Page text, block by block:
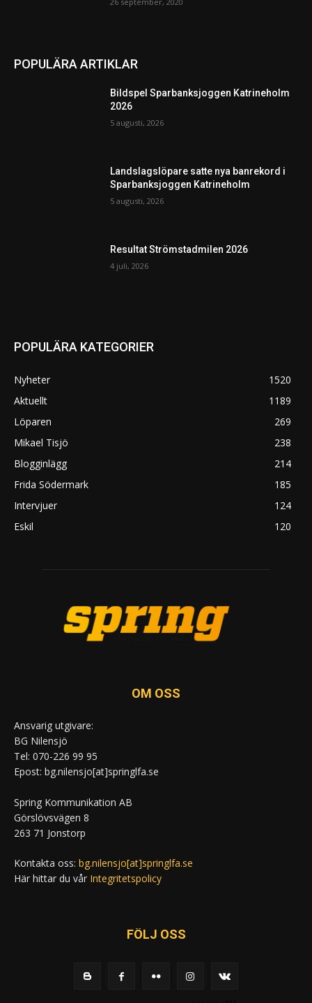
POPULÄRA ARTIKLAR
Bildspel Sparbanksjoggen Katrineholm
2026
5 augusti, 2026
Landslagslöpare satte nya banrekord i
Sparbanksjoggen Katrineholm
5 augusti, 2026
Resultat Strömstadmilen 2026
4 juli, 2026
POPULÄRA KATEGORIER
Nyheter
1520
Aktuellt
1189
Löparen
269
Mikael Tisjö
238
Blogginlägg
214
Frida Södermark
185
Intervjuer
124
Eskil
120
OM OSS
Ansvarig utgivare:
BG Nilensjö
Tel: 070-226 99 95
Epost: bg.nilensjo[at]springlfa.se
Spring Kommunikation AB
Görslövsvägen 8
263 71 Jonstorp
Kontakta oss: bg.nilensjo[at]springlfa.se
Här hittar du vår Integritetspolicy
FÖLJ OSS